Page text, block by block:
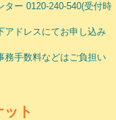
ター 0120-240-540(受付時
ドレスにてお申し込み
手数料などはご負担い
ット